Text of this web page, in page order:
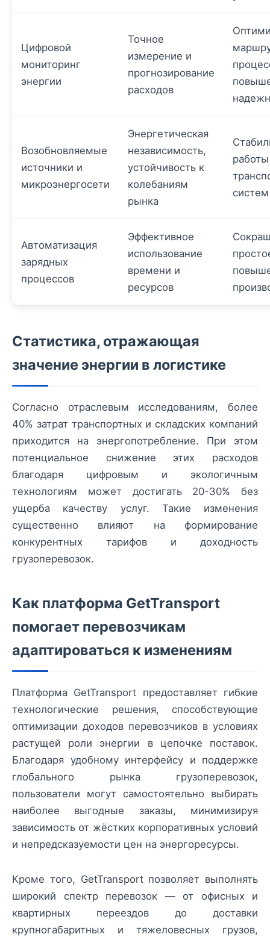
Цифровой
мониторинг
энергии
Точное
измерение и
прогнозирование
расходов
Возобновляемые
источники и
микроэнергосети
Энергетическая
независимость,
устойчивость к
колебаниям
рынка
систем
Автоматизация
зарядных
процессов
Эффективное
использование
времени и
ресурсов
Статистика, отражающая
значение энергии в логистике
Согласно отраслевым исследованиям, более
40% затрат транспортных и складских компаний
приходится на энергопотребление. При этом
потенциальное снижение этих расходов
благодаря цифровым и экологичным
технологиям может достигать 20-30% без
ущерба качеству услуг. Такие изменения
существенно влияют на формирование
конкурентных тарифов и доходность
грузоперевозок.
Как платформа GetTransport
помогает перевозчикам
адаптироваться к изменениям
Платформа GetTransport предоставляет гибкие
технологические решения, способствующие
оптимизации доходов перевозчиков в условиях
растущей роли энергии в цепочке поставок.
Благодаря удобному интерфейсу и поддержке
глобального рынка грузоперевозок,
пользователи могут самостоятельно выбирать
наиболее выгодные заказы, минимизируя
зависимость от жёстких корпоративных условий
и непредсказуемости цен на энергоресурсы.
Кроме того, GetTransport позволяет выполнять
широкий спектр перевозок — от офисных и
квартирных переездов до доставки
крупногабаритных и тяжеловесных грузов,